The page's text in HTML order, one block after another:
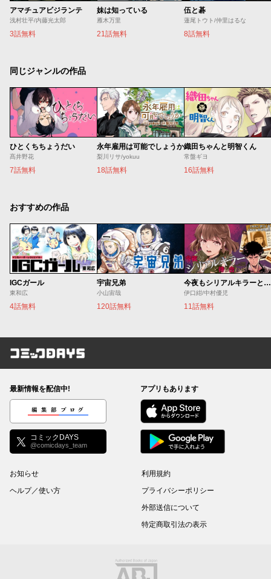
アマチュアビジランテ
浅村壮平/内藤光太郎
3話無料
妹は知っている
雁木万里
21話無料
伍と碁
蓮尾トウト/仲里はるな
8話無料
同じジャンルの作品
ひとくちちょうだい
髙井野花
7話無料
永年雇用は可能でしょうか
梨川リサ/yokuu
18話無料
織田ちゃんと明智くん
常盤ギヨ
16話無料
おすすめの作品
IGCガール
東和広
4話無料
宇宙兄弟
小山宙哉
120話無料
今夜もシリアルキラーと待ち合わせ
伊口紺/中村優児
11話無料
コミックDAYS
最新情報を配信中!
編集部ブログ
コミックDAYS
@comicdays_team
アプリもあります
お知らせ
ヘルプ／使い方
利用規約
プライバシーポリシー
外部送信について
特定商取引法の表示